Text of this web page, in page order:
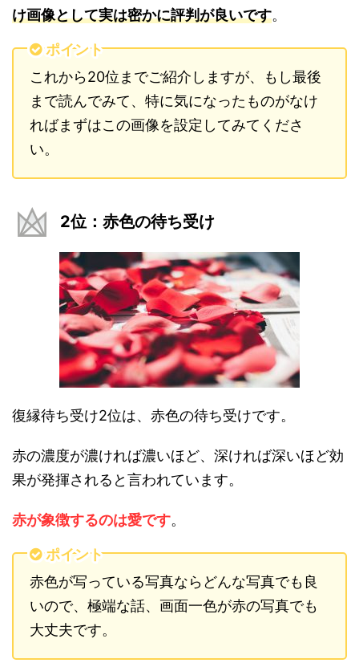
け画像として実は密かに評判が良いです。
ポイント
これから20位までご紹介しますが、もし最後
まで読んでみて、特に気になったものがなけ
ればまずはこの画像を設定してみてくださ
い。
2位：赤色の待ち受け
復縁待ち受け2位は、赤色の待ち受けです。
赤の濃度が濃ければ濃いほど、深ければ深いほど効
果が発揮されると言われています。
赤が象徴するのは愛です。
ポイント
赤色が写っている写真ならどんな写真でも良
いので、極端な話、画面一色が赤の写真でも
大丈夫です。